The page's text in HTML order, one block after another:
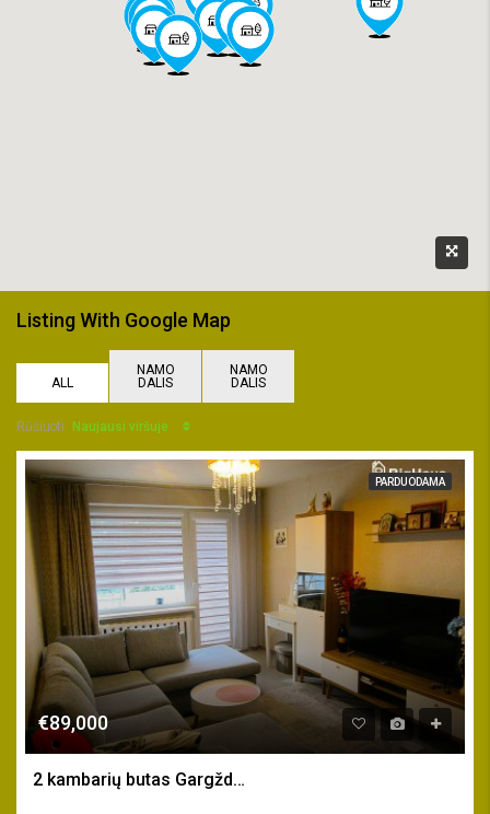
Listing With Google Map
ALL
NAMO
DALIS
NAMO
DALIS
Rūšiuoti: Naujausi viršuje
PARDUODAMA
€89,000
2 kambarių butas Gargždų m. centre